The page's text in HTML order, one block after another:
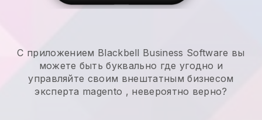
С приложением Blackbell Business Software вы
можете быть буквально где угодно и
управляйте своим внештатным бизнесом
эксперта magento , невероятно верно?